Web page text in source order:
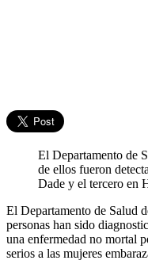
El Departamento de
de ellos fueron
Dade y el tercero en
El Departamento de Salud
personas han sido
una enfermedad no mortal
serios a las mujeres